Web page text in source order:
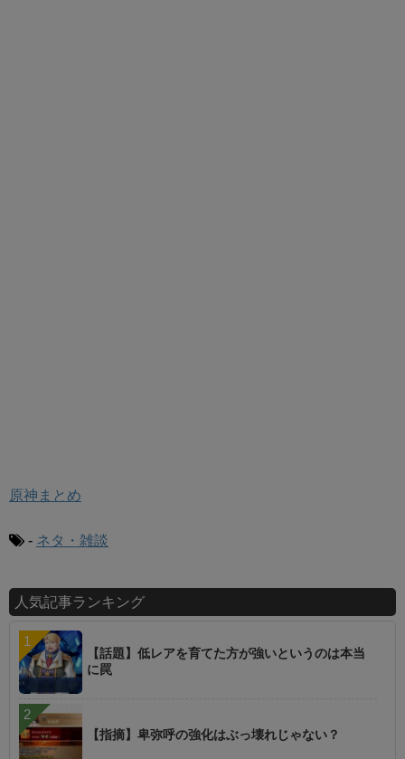
原神まとめ
- ネタ・雑談
人気記事ランキング
【話題】低レアを育てた方が強いというのは本当
に罠
【指摘】卑弥呼の強化はぶっ壊れじゃない？